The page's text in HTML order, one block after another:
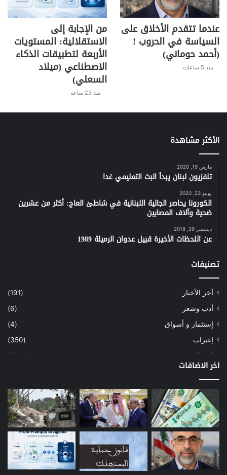
a
c
e
b
k
w
itt
er
h
at
s
el
e
gr
in
o
p
y
Li
n
k
h
ar
e
عندما تتقدم الأخلاق على
السياسة في الحروب !
(أحمد حوماني)
منذ 5 ساعات
من الإجابة إلى
الاستقلالية: المستويات
الأربعة لتطبيقات الذكاء
الاصطناعي (ميلاد
السعلي)
منذ 23 ساعة
الأكثر مشاهدة
مارس 19, 2020
تلفزيون لبنان يبدأ البث التعليمي غدا
يونيو 23, 2020
الكورونا يحاصر الجالية اللبنانية في شاطئ العاج: أكثر من عشرين
ضحية وآلاف المصابين
ديسمبر 29, 2018
عن اللحظات الأخيرة قبيل عدوان الرميلة 1989
تصنيفات
آخر الأخبار
(191)
أدب وشعر
(6)
إستثمار و أسواق
(4)
إغتراب
(350)
إقتصاد
(1٬041)
إعمار
(3)
بيئة
(16)
دراسة
(24)
طاقة
(12)
مصارف
(168)
معادن
(1)
اخر الاضافات